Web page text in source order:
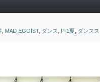
MAD EGOIST, ダンス P-1夏
ダンスス